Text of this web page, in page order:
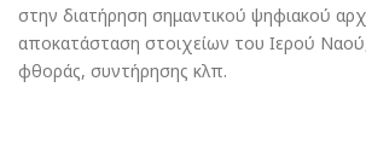
στην διατήρηση σημαντικού ψηφιακού
αποκατάσταση στοιχείων του Ιερού
φθοράς, συντήρησης κλπ.